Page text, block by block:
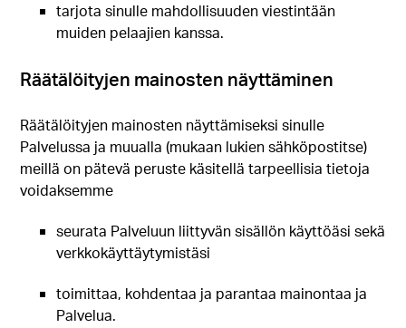
tarjota sinulle mahdollisuuden viestintään
muiden pelaajien kanssa.
Räätälöityjen mainosten näyttäminen
Räätälöityjen mainosten näyttämiseksi sinulle
Palvelussa ja muualla (mukaan lukien sähköpostitse)
meillä on pätevä peruste käsitellä tarpeellisia tietoja
voidaksemme
seurata Palveluun liittyvän sisällön käyttöäsi sekä
verkkokäyttäytymistäsi
toimittaa, kohdentaa ja parantaa mainontaa ja
Palvelua.